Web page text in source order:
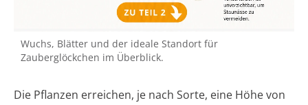
Wuchs, Blätter und der ideale Standort für
Zauberglöckchen im Überblick.
Die Pflanzen erreichen, je nach Sorte, eine Höhe von